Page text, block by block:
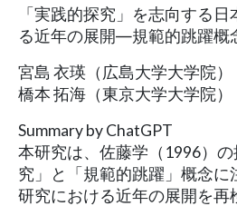
「実践的探究」を志向する
る近年の展開―規範的跳躍概
宮島 衣瑛（広島大学大学院）
橋本 拓海（東京大学大学院）
Summary by ChatGPT
本研究は、佐藤学（1996）
究」と「規範的跳躍」概念に
研究における近年の展開を再